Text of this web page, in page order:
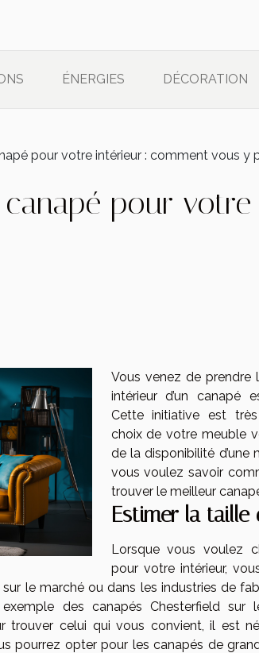
ÉNERGIES DÉCORATION
pour votre intérieur : comment vous y
pour
Vous venez de prendre
intérieur d’un canapé
Cette initiative est
choix de votre meuble
de la disponibilité d’une
vous voulez savoir
trouver le meilleur
Estimer la
Lorsque vous voulez
pour votre intérieur,
le marché ou dans les industries de
des canapés Chesterfield sur
trouver celui qui vous convient, il est
pourrez opter pour les canapés de